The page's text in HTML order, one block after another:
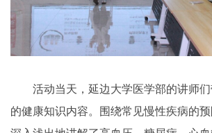
活动当天，延边大学医学部的讲师们
的健康知识内容。围绕常见慢性疾病的